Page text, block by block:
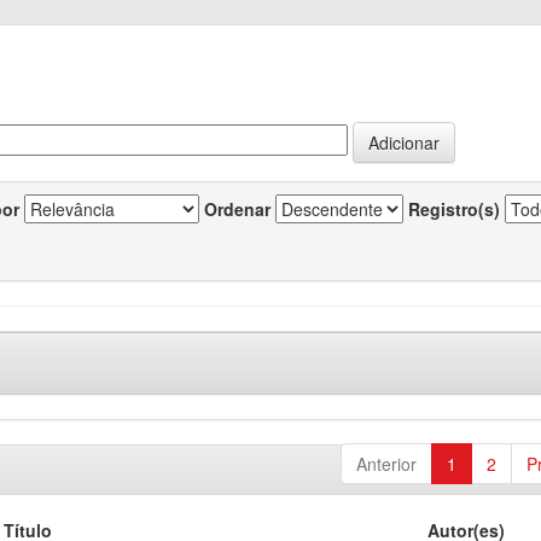
Ordenar Registro(s)
Anterior 1 2
Título Autor(es)